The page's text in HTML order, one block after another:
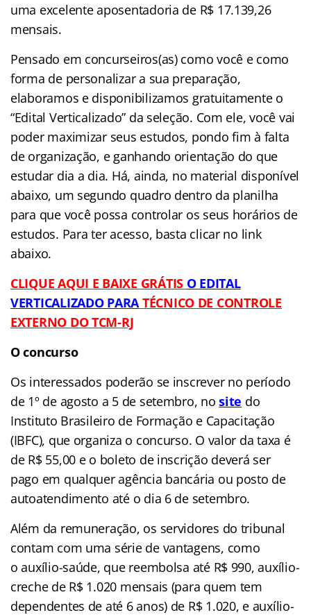
uma excelente aposentadoria de R$ 17.139,26
mensais.
Pensado em concurseiros(as) como você e como
forma de personalizar a sua preparação,
elaboramos e disponibilizamos gratuitamente o
“Edital Verticalizado” da seleção. Com ele, você vai
poder maximizar seus estudos, pondo fim à falta
de organização, e ganhando orientação do que
estudar dia a dia. Há, ainda, no material disponível
abaixo, um segundo quadro dentro da planilha
para que você possa controlar os seus horários de
estudos. Para ter acesso, basta clicar no link
abaixo.
CLIQUE AQUI E BAIXE GRÁTIS O EDITAL
VERTICALIZADO PARA TÉCNICO DE CONTROLE
EXTERNO DO TCM-RJ
O concurso
Os interessados poderão se inscrever no período
de 1º de agosto a 5 de setembro, nosite do
Instituto Brasileiro de Formação e Capacitação
(IBFC), que organiza o concurso. O valor da taxa é
de R$ 55,00 e o boleto de inscrição deverá ser
pago em qualquer agência bancária ou posto de
autoatendimento até o dia 6 de setembro.
Além da remuneração, os servidores do tribunal
contam com uma série de vantagens, como
o auxílio-saúde, que reembolsa até R$ 990, auxílio-
creche de R$ 1.020 mensais (para quem tem
dependentes de até 6 anos) de R$ 1.020, e auxílio-